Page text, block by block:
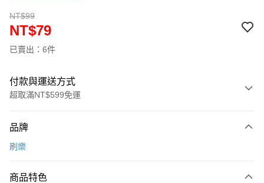
NT$99
NT$79
已賣出：6件
付款與運送方式
超取滿NT$599免運
信用卡一次付款
LINE Pay
品牌
刷樂
商品特色